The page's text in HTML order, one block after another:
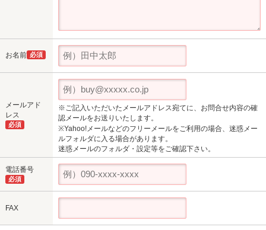
お名前 必須
メールアド
レス
必須
※ご記入いただいたメールアドレス宛てに、お問合せ内容の確
認メールをお送りいたします。
※Yahoo!メールなどのフリーメールをご利用の場合、迷惑メー
ルフォルダに入る場合があります。
迷惑メールのフォルダ・設定等をご確認下さい。
電話番号
必須
FAX